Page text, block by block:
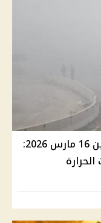
الأرصاد تعلن حالة الطقس غدًا الاثنين 16 مارس 2026:
الحرارة